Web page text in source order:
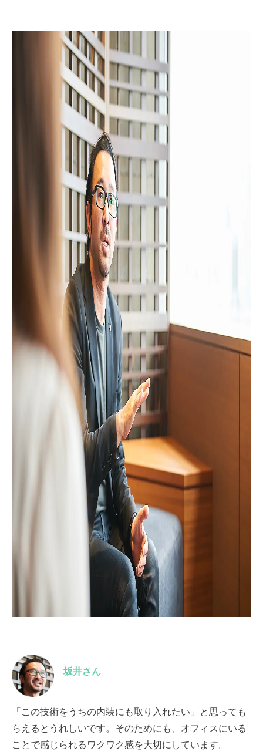
坂井さん
「この技術をうちの内装にも取り入れたい」と思っても
らえるとうれしいです。そのためにも、オフィスにいる
ことで感じられるワクワク感を大切にしています。